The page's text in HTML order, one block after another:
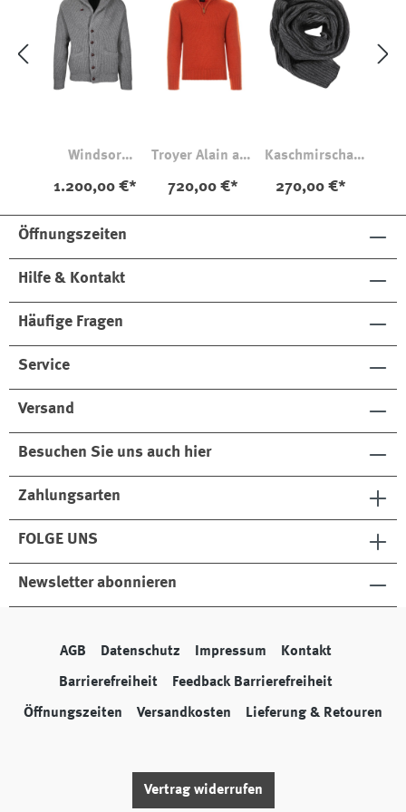
Windsor
Kaschmir
1.200,00 €*
Troyer Alain aus
720,00 €*
Kaschmirschal
270,00 €*
Öffnungszeiten
Hilfe & Kontakt
Häufige Fragen
Service
Versand
Besuchen Sie uns auch hier
Zahlungsarten
FOLGE UNS
Newsletter abonnieren
AGB Datenschutz Impressum Kontakt
Barrierefreiheit Feedback Barrierefreiheit
Öffnungszeiten Versandkosten Lieferung & Retouren
Vertrag widerrufen